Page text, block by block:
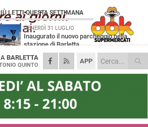
APP
BARLETTA
QUINTO
LETTI QUESTA SETTIMANA
VENERDÌ 31 LUGLIO
Inaugurato il nuovo parcheggio nella
stazione di Barletta
MERCOLEDÌ 5 AGOSTO
Barletta piange Gioacchino Dagnello:
64enne barlettano investito all'alba a Trani
GIOVEDÌ 30 LUGLIO
gioielleria, banditi in fuga
Beni confiscati alla mafia. Nasce il servizio